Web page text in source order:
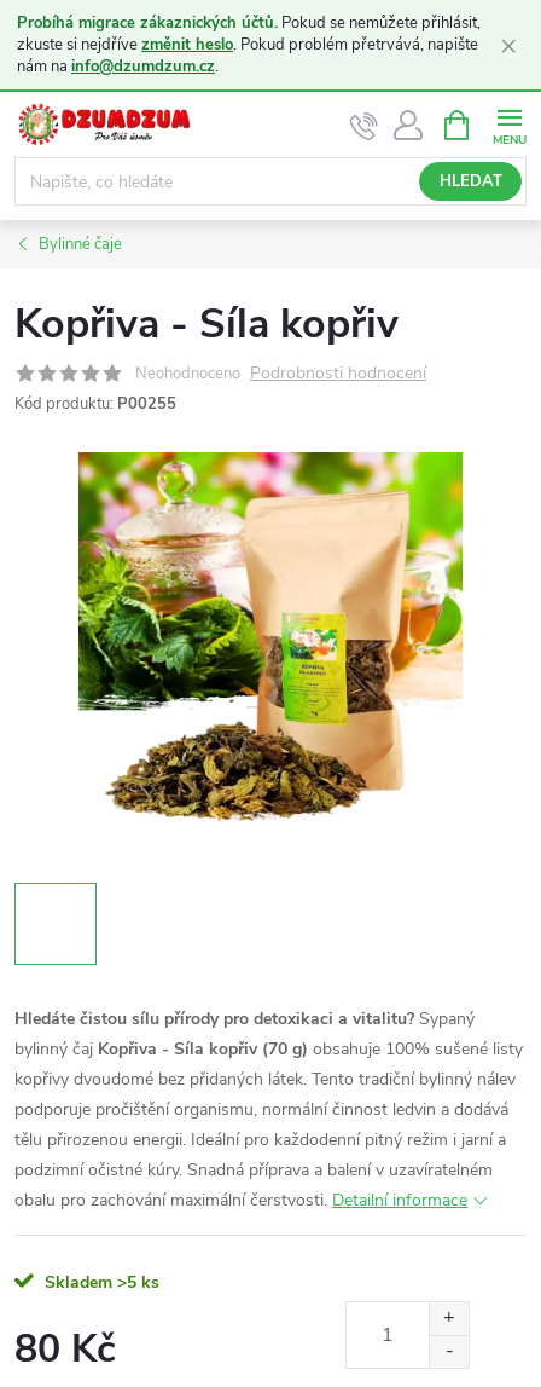
Probíhá migrace zákaznických účtů. Pokud se nemůžete přihlásit,
zkuste si nejdřívezměnit heslo. Pokud problém přetrvává, napište
nám na info@dzumdzum.cz.
×
Přejít
obsah
HLEDAT
NÁKUPNÍ
KOŠÍK
Bylinné čaje
Kopřiva - Síla kopřiv
Neohodnoceno Podrobnosti hodnocení
Kód produktu: P00255
Hledáte čistou sílu přírody pro detoxikaci a vitalitu?Sypaný
bylinný čaj Kopřiva - Síla kopřiv (70 g) obsahuje 100% sušené listy
kopřivy dvoudomé bez přidaných látek. Tento tradiční bylinný nálev
podporuje pročištění organismu, normální činnost ledvin a dodává
tělu přirozenou energii. Ideální pro každodenní pitný režim i jarní a
podzimní očistné kúry. Snadná příprava a balení v uzavíratelném
obalu pro zachování maximální čerstvosti. Detailní informace
Skladem >5 ks
80 Kč